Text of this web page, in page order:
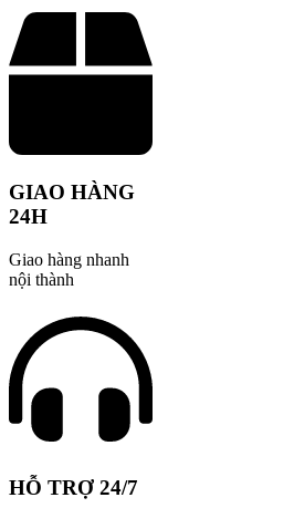
GIAO HÀNG
24H
Giao hàng nhanh
nội thành
HỖ TRỢ 24/7